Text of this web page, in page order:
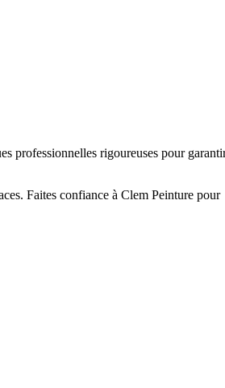
professionnelles rigoureuses pour
Faites confiance à Clem Peinture pour